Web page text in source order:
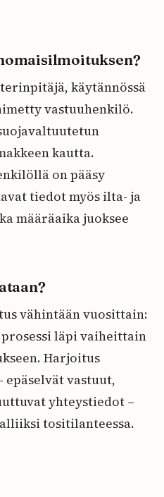
käytännössä
vastuuhenkilö.
kautta.
on pääsy
tiedot myös ilta- ja
määräaika juoksee
vähintään vuosittain:
läpi vaiheittain
Harjoitus
vastuut,
yhteystiedot –
tositilanteessa.